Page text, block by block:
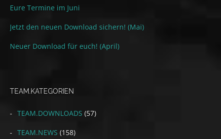
Eure Termine im Juni
Jetzt den neuen Download sichern! (Mai)
Neuer Download für euch! (April)
TEAM.KATEGORIEN
TEAM.DOWNLOADS (57)
TEAM.NEWS (158)